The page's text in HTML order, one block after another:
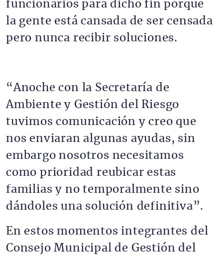
funcionarios para dicho fin porque
la gente está cansada de ser censada
pero nunca recibir soluciones.
“Anoche con la Secretaría de
Ambiente y Gestión del Riesgo
tuvimos comunicación y creo que
nos enviaran algunas ayudas, sin
embargo nosotros necesitamos
como prioridad reubicar estas
familias y no temporalmente sino
dándoles una solución definitiva”.
En estos momentos integrantes del
Consejo Municipal de Gestión del